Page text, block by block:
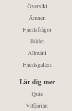
Översikt
Ämnen
Fjärilsfrågor
Bilder
Allmänt
Fjärilsgalleri
Lär dig mer
Quiz
Vitfjärilar